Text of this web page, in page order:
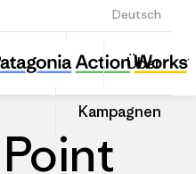
Deutsch
Anmelden
Über
Kampagnen
Swan Point Landing
Diesen
Beitrag
Auf
teilen